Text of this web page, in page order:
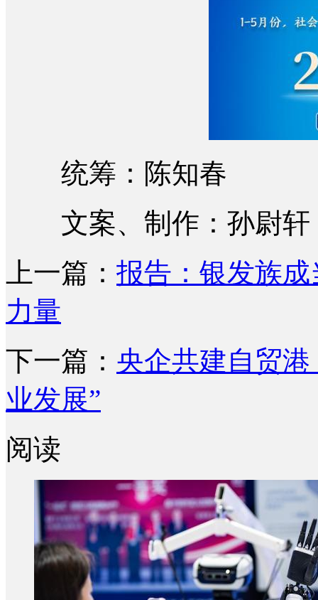
统筹：陈知春
文案、制作：孙尉轩
上一篇： 报告：银发族
力量
下一篇： 央企共建自贸
业发展”
阅读